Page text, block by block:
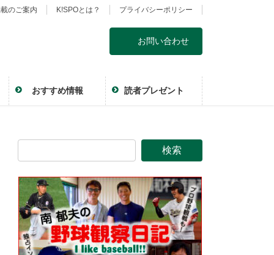
のご案内 K!SPOとは？ プライバシーポリシー
お問い合わせ
おすすめ情報 読者プレゼント